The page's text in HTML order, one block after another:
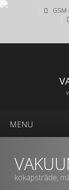
GSM
MENU
kokapstrāde,